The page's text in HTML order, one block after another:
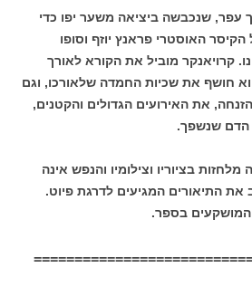
עפר, שנכבשה ביציאה משער יפו כדי
האוסטרי פראנץ יוזף וסופו
קרויאנקר מוביל את הקורא לאורך
חושף את שכיות החמדה שלאורכו, וגם
את האירועים הגדולים והקטנים,
הדם שנשפך.
בציוריו וצילומיו והנפש אינה
התיאורים המגיעים לדרגת פיוט.
המושקעים בספר.